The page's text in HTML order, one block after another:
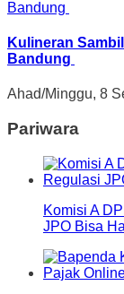
Kulineran
Bandung
Ahad/Minggu, 8
Pariwara
Komisi A
JPO Bisa